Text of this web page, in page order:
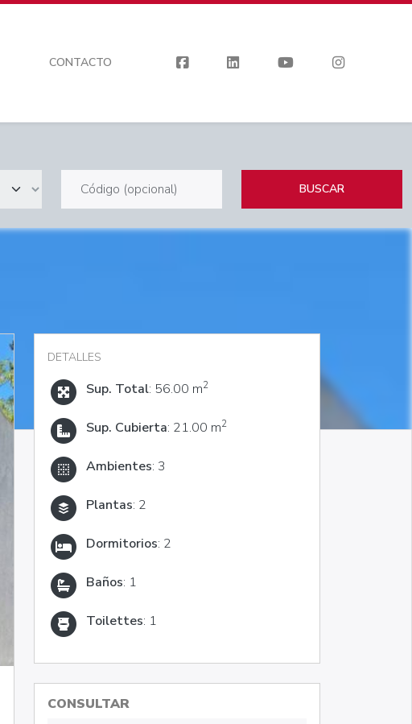
CONTACTO
BUSCAR
DETALLES
Sup. Total: 56.00 m2
Sup. Cubierta: 21.00 m2
Ambientes: 3
Plantas: 2
Dormitorios: 2
Baños: 1
Toilettes: 1
CONSULTAR